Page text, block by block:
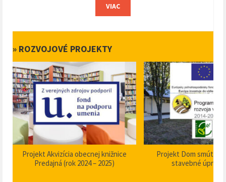
VIAC
» ROZVOJOVÉ PROJEKTY
Projekt Akvizícia obecnej knižnice
Predajná (rok 2024 – 2025)
Projekt Dom smútku
stavebné úpravy